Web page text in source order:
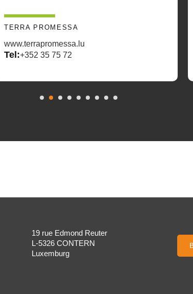
TERRA PROMESSA
www.terrapromessa.lu
Tel:+352 35 75 72
19 rue Edmond Reuter
L-5326 CONTERN
Luxemburg